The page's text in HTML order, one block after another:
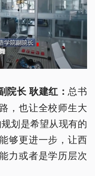
院长 耿建红：总书
，也让全校师生大
划是希望从现有的
够更进一步，让西
力或者是学历层次